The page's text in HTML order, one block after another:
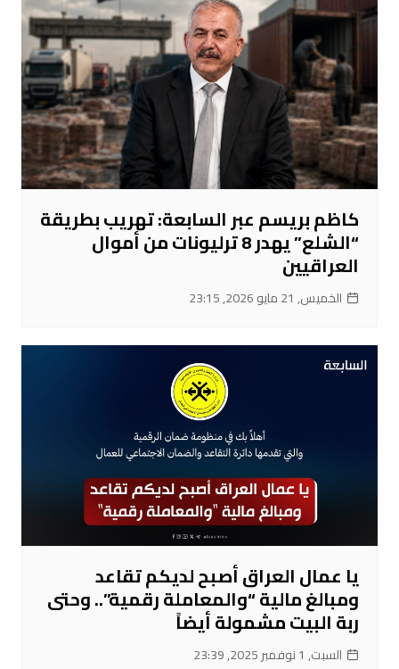
كاظم بريسم عبر السابعة: تهريب بطريقة
“الشلع” يهدر 8 ترليونات من أموال
العراقيين
الخميس, 21 مايو 2026, 23:15
يا عمال العراق أصبح لديكم تقاعد
ومبالغ مالية “والمعاملة رقمية”.. وحتى
ربة البيت مشمولة أيضاً
السبت, 1 نوفمبر 2025, 23:39